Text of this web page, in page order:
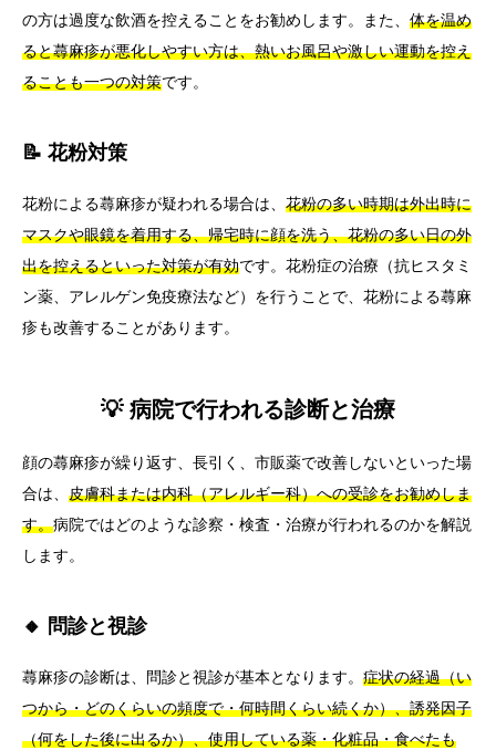
の方は過度な飲酒を控えることをお勧めします。また、 体を温め
ると蕁麻疹が悪化しやすい方は、熱いお風呂や激しい運動を控え
ることも一つの対策です。
📝 花粉対策
花粉による蕁麻疹が疑われる場合は、 花粉の多い時期は外出時に
マスクや眼鏡を着用する、帰宅時に顔を洗う、花粉の多い日の外
出を控えるといった対策が有効です。花粉症の治療（抗ヒスタミ
ン薬、アレルゲン免疫療法など）を行うことで、花粉による蕁麻
疹も改善することがあります。
💡 病院で行われる診断と治療
顔の蕁麻疹が繰り返す、長引く、市販薬で改善しないといった場
合は、 皮膚科または内科（アレルギー科）への受診をお勧めしま
す。病院ではどのような診察・検査・治療が行われるのかを解説
します。
🔸 問診と視診
蕁麻疹の診断は、問診と視診が基本となります。 症状の経過（い
つから・どのくらいの頻度で・何時間くらい続くか）、誘発因子
（何をした後に出るか）、使用している薬・化粧品・食べたも